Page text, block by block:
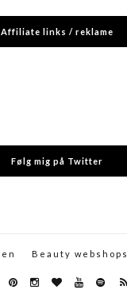
Affiliate links / reklame
Følg mig på Twitter
Beauty webshops